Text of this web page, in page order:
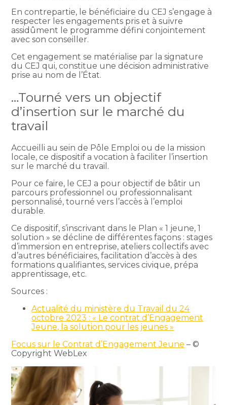
En contrepartie, le bénéficiaire du CEJ s’engage à
respecter les engagements pris et à suivre
assidûment le programme défini conjointement
avec son conseiller.
Cet engagement se matérialise par la signature
du CEJ qui, constitue une décision administrative
prise au nom de l’État.
…Tourné vers un objectif
d’insertion sur le marché du
travail
Accueilli au sein de Pôle Emploi ou de la mission
locale, ce dispositif a vocation à faciliter l’insertion
sur le marché du travail.
Pour ce faire, le CEJ a pour objectif de bâtir un
parcours professionnel ou professionnalisant
personnalisé, tourné vers l’accès à l’emploi
durable.
Ce dispositif, s’inscrivant dans le Plan « 1 jeune, 1
solution » se décline de différentes façons : stages
d’immersion en entreprise, ateliers collectifs avec
d’autres bénéficiaires, facilitation d’accès à des
formations qualifiantes, services civique, prépa
apprentissage, etc.
Sources :
Actualité du ministère du Travail du 24
octobre 2023 : « Le contrat d’Engagement
Jeune, la solution pour les jeunes »
Focus sur le Contrat d’Engagement Jeune – ©
Copyright WebLex